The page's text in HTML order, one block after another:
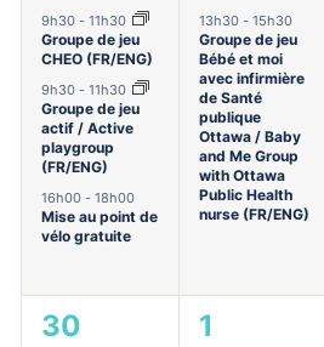
évènements,
9h30 - 11h30
Groupe de jeu
CHEO (FR/ENG)
9h30 - 11h30
Groupe de jeu
actif / Active
playgroup
(FR/ENG)
16h00 - 18h00
Mise au point de
vélo gratuite
13h30 - 15h30
Groupe de jeu
Bébé et moi
avec infirmière
de Santé
publique
Ottawa / Baby
and Me Group
with Ottawa
Public Health
nurse (FR/ENG)
2
30
2
1